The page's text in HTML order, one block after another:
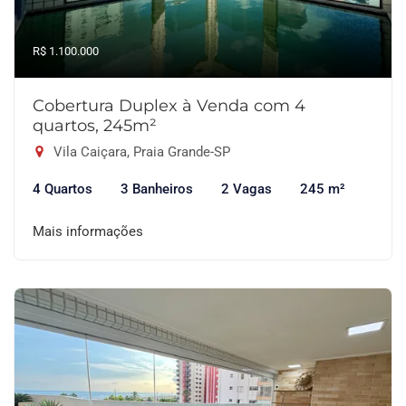
R$ 1.100.000
Cobertura Duplex à Venda com 4
quartos, 245m²
Vila Caiçara, Praia Grande-SP
4 Quartos 3 Banheiros 2 Vagas 245 m²
Mais informações